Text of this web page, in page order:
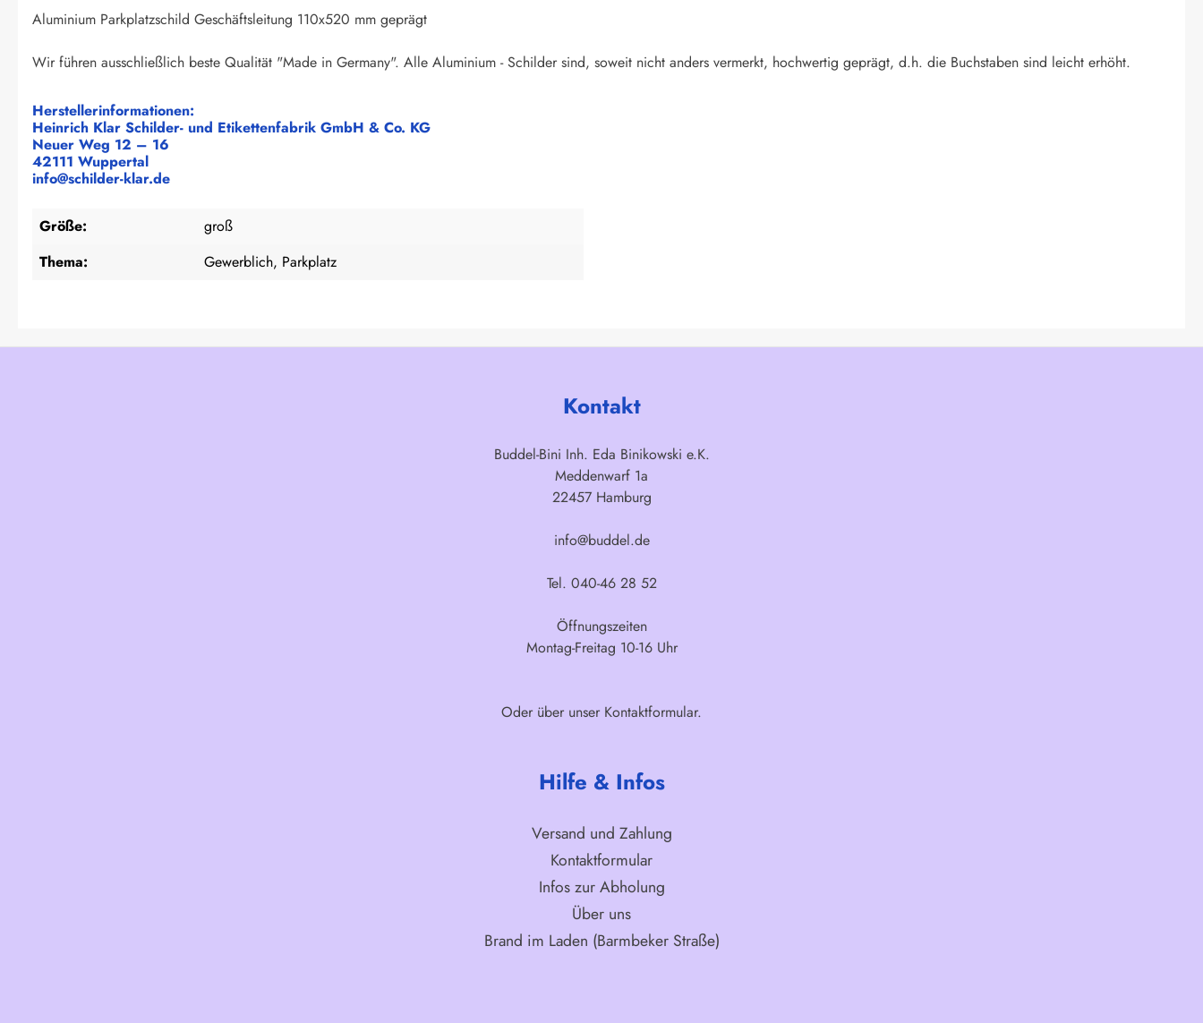
Aluminium Parkplatzschild Geschäftsleitung 110x520 mm geprägt
Wir führen ausschließlich beste Qualität "Made in Germany". Alle Aluminium - Schilder sind, soweit nicht anders vermerkt, hochwertig geprägt, d.h. die Buchstaben sind leicht erhöht.
Herstellerinformationen:
Heinrich Klar Schilder- und Etikettenfabrik GmbH & Co. KG
Neuer Weg 12 – 16
42111 Wuppertal
info@schilder-klar.de
Größe:
groß
Thema:
Gewerblich, Parkplatz
Kontakt
Buddel-Bini Inh. Eda Binikowski e.K.
Meddenwarf 1a
22457 Hamburg
info@buddel.de
Tel. 040-46 28 52
Öffnungszeiten
Montag-Freitag 10-16 Uhr
Oder über unser Kontaktformular.
Hilfe & Infos
Versand und Zahlung
Kontaktformular
Infos zur Abholung
Über uns
Brand im Laden (Barmbeker Straße)